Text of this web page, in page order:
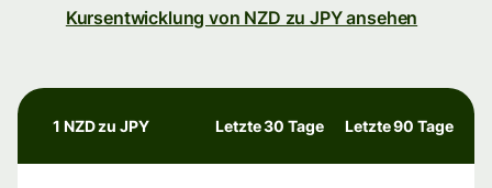
Kursentwicklung von NZD zu JPY ansehen
1 NZD zu JPY Letzte 30 Tage Letzte 90 Tage